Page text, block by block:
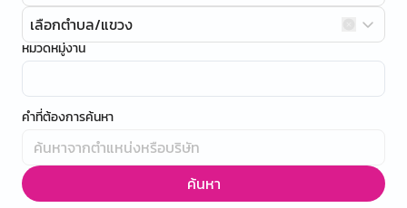
เลือกตำบล/แขวง
หมวดหมู่งาน
คำที่ต้องการค้นหา
ค้นหา